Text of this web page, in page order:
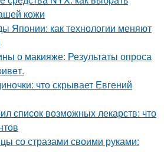
кожи
Японии: как технологии меняют
о макияже: Результаты опроса
что скрывает Евгений
список возможных лекарств: что
со стразами своими руками: